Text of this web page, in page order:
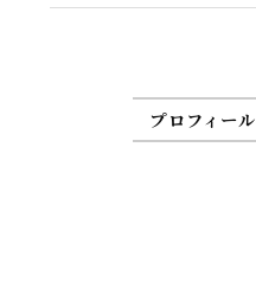
プロフィール